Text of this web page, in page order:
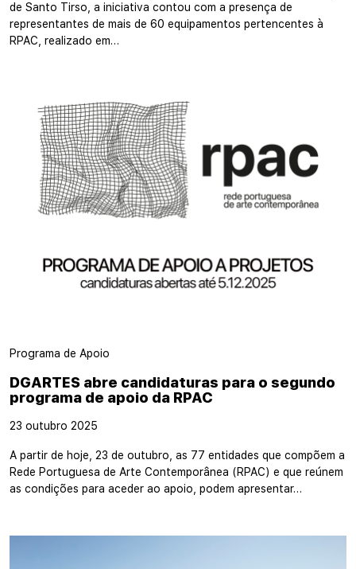
de Santo Tirso, a iniciativa contou com a presença de
representantes de mais de 60 equipamentos pertencentes à
RPAC, realizado em…
Programa de Apoio
DGARTES abre candidaturas para o segundo
programa de apoio da RPAC
23 outubro 2025
A partir de hoje, 23 de outubro, as 77 entidades que compõem a
Rede Portuguesa de Arte Contemporânea (RPAC) e que reúnem
as condições para aceder ao apoio, podem apresentar…